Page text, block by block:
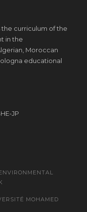
curriculum of the
in the
Moroccan
educational
JP
MOHAMED